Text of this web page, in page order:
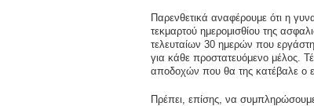
Παρενθετικά αναφέρουμε ότι η
τεκμαρτού ημερομισθίου της
τελευταίων 30 ημερών που
για κάθε προστατευόμενο μέλος.
αποδοχών που θα της κατέβαλε ο
Πρέπει, επίσης, να